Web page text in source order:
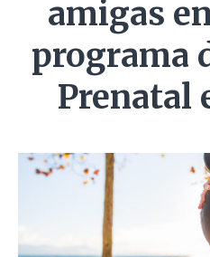
amigas
programa
Prenatal